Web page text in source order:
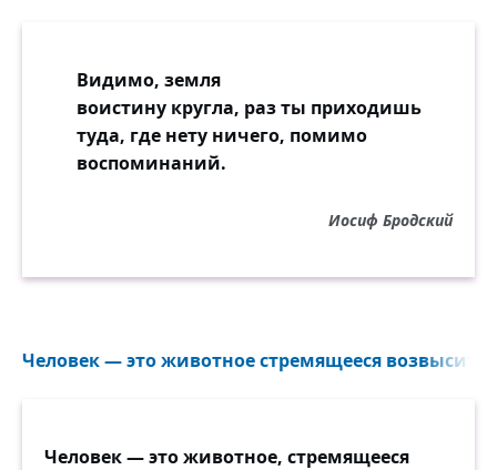
Видимо, земля
воистину кругла, раз ты приходишь
туда, где нету ничего, помимо
воспоминаний.
Иосиф Бродский
Человек — это животное стремящееся
Человек — это животное, стремящееся